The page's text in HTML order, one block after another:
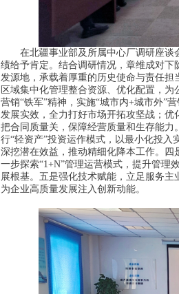
在北疆事业部及所属中心厂调研座谈
绩给予肯定。结合调研情况，章维成对下
发源地，承载着厚重的历史使命与责任
区域集中化管理整合资源、优化配置，为
营销“铁军”精神，实施“城市内+城市外”
发展实效，全力打好市场开拓攻坚战；
把合同质量关，保障经营质量和生存能力。
行“轻资产”投资运作模式，以最小化投入
深挖潜在效益，推动精细化降本工作。
四
一步探索“1+N”管理运营模式，提升管理
展根基。 五是强化技术赋能， 立足服务主
为企业高质量发展注入创新动能。